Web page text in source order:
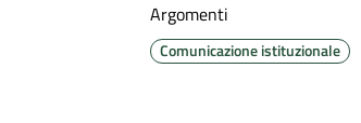
Argomenti
Comunicazione istituzionale